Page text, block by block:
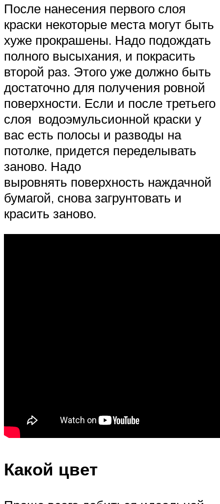
После нанесения первого слоя
краски некоторые места могут быть
хуже прокрашены. Надо подождать
полного высыхания, и покрасить
второй раз. Этого уже должно быть
достаточно для получения ровной
поверхности. Если и после третьего
слоя водоэмульсионной краски у
вас есть полосы и разводы на
потолке, придется переделывать
заново. Надо
выровнять поверхность наждачной
бумагой, снова загрунтовать и
красить заново.
Какой цвет